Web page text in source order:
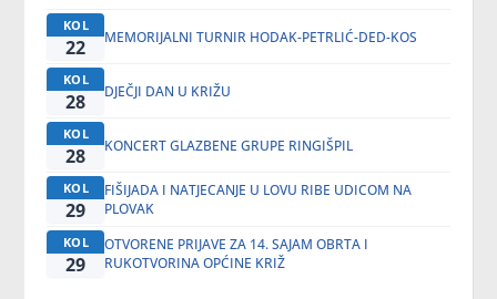
KOL
22 MEMORIJALNI TURNIR HODAK-PETRLIĆ-DED-KOS
KOL
28 DJEČJI DAN U KRIŽU
KOL
28 KONCERT GLAZBENE GRUPE RINGIŠPIL
KOL
29
FIŠIJADA I NATJECANJE U LOVU RIBE UDICOM NA
PLOVAK
KOL
29
OTVORENE PRIJAVE ZA 14. SAJAM OBRTA I
RUKOTVORINA OPĆINE KRIŽ